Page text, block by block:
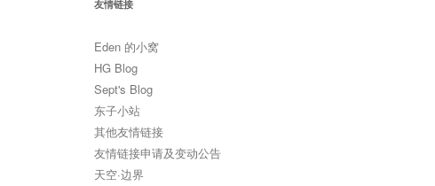
友情链接
Eden 的小窝
HG Blog
Sept's Blog
东子小站
其他友情链接
友情链接申请及变动公告
天空·边界